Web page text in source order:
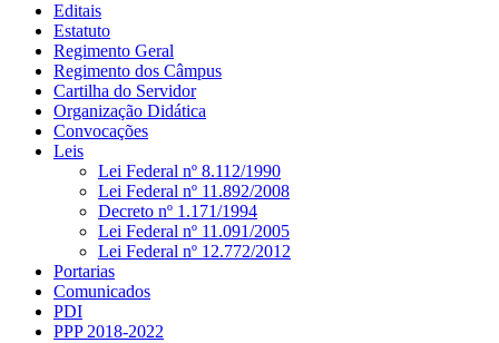
Editais
Estatuto
Regimento Geral
Regimento dos Câmpus
Cartilha do Servidor
Organização Didática
Convocações
Leis
Lei Federal nº 8.112/1990
Lei Federal nº 11.892/2008
Decreto nº 1.171/1994
Lei Federal nº 11.091/2005
Lei Federal nº 12.772/2012
Portarias
Comunicados
PDI
PPP 2018-2022